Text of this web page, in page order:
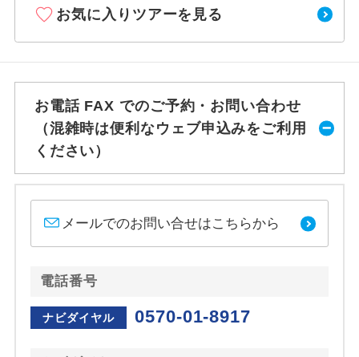
お気に入りツアーを見る
お電話 FAX でのご予約・お問い合わせ
（混雑時は便利なウェブ申込みをご利用
ください）
メールでのお問い合せはこちらから
電話番号
ナビダイヤル 0570-01-8917